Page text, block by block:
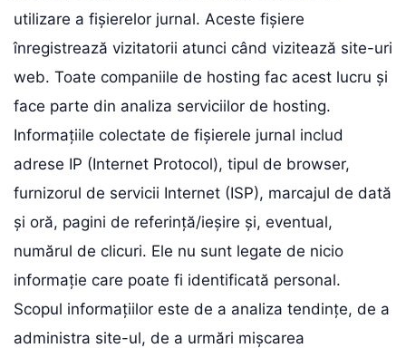
utilizare a fișierelor jurnal. Aceste fișiere
înregistrează vizitatorii atunci când vizitează site-uri
web. Toate companiile de hosting fac acest lucru și
face parte din analiza serviciilor de hosting.
Informațiile colectate de fișierele jurnal includ
adrese IP (Internet Protocol), tipul de browser,
furnizorul de servicii Internet (ISP), marcajul de dată
și oră, pagini de referință/ieșire și, eventual,
numărul de clicuri. Ele nu sunt legate de nicio
informație care poate fi identificată personal.
Scopul informațiilor este de a analiza tendințe, de a
administra site-ul, de a urmări mișcarea